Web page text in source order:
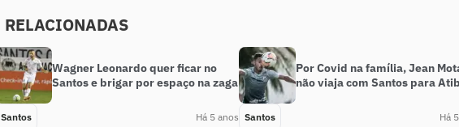
RELACIONADAS
Wagner Leonardo quer ficar no
Santos e brigar por espaço na zaga
Santos Há 5 anos
Por Covid na família, Jean
não viaja com Santos para
Santos Há